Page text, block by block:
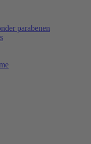
parabenen